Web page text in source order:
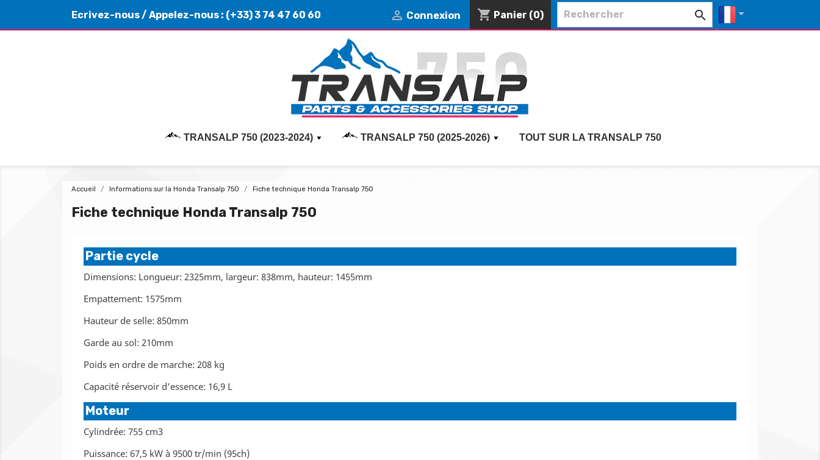
Ecrivez-nous/ Appelez-nous : (+33) 3 74 47 60 60  Connexion shopping_cart Panier (0)  
TRANSALP 750 (2023-2024) TRANSALP 750 (2025-2026) TOUT SUR LA TRANSALP 750
Accueil Informations sur la Honda Transalp 750 Fiche technique Honda Transalp 750
Fiche technique Honda Transalp 750
Partie cycle
Dimensions: Longueur: 2325mm, largeur: 838mm, hauteur: 1455mm
Empattement: 1575mm
Hauteur de selle: 850mm
Garde au sol: 210mm
Poids en ordre de marche: 208 kg
Capacité réservoir d'essence: 16,9 L
Moteur
Cylindrée: 755 cm3
Puissance: 67,5 kW à 9500 tr/min (95ch)